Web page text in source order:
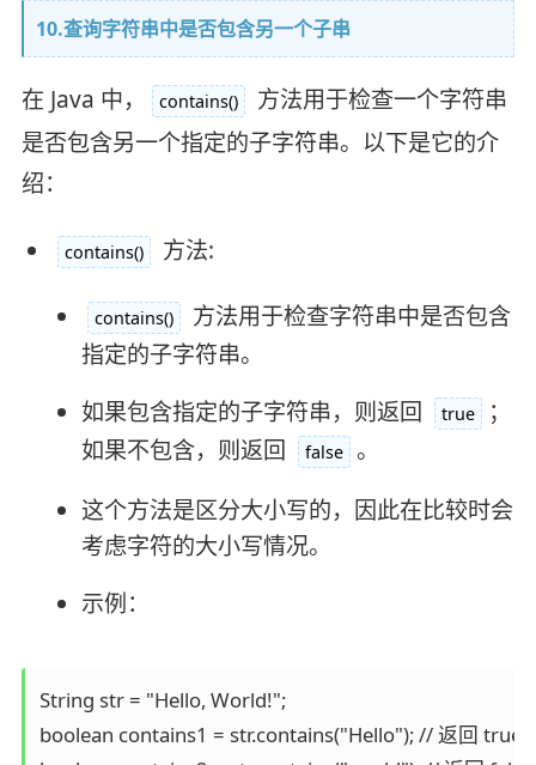
10.查询字符串中是否包含另一个子串
在 Java 中， contains()
方法用于检查一个字符串
是否包含另一个指定的子字符串。以下是它的介
绍：
contains() 方法:
contains()
方法用于检查字符串中是否包含
指定的子字符串。
如果包含指定的子字符串，则返回
true
；
如果不包含，则返回
false
。
这个方法是区分大小写的，因此在比较时会
考虑字符的大小写情况。
示例：
String str = "Hello, World!";
boolean contains1 = str.contains("Hello"); // 返回 true